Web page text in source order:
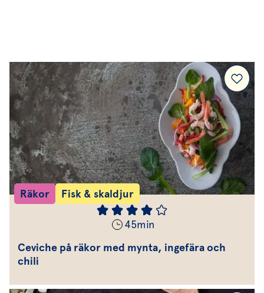
Räkor Fisk & skaldjur
45min
Ceviche på räkor med mynta, ingefära och
chili